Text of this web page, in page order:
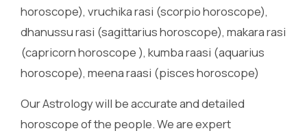
horoscope), vruchika rasi (scorpio horoscope),
dhanussu rasi (sagittarius horoscope), makara rasi
(capricorn horoscope ), kumba raasi (aquarius
horoscope), meena raasi (pisces horoscope)
Our Astrology will be accurate and detailed
horoscope of the people. We are expert